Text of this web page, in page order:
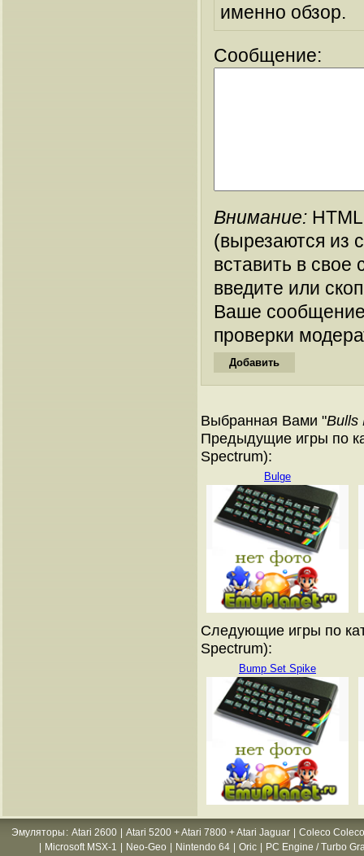
именно обзор.
Сообщение:
Внимание:
(вырезаются из
вставить в
введите или
Ваше
проверки
Выбранная Вами "Bulls
Предыдущие игры по
Spectrum):
Bulge
Следующие игры по
Spectrum):
Bump Set Spike
Эмуляторы : Atari 2600 Atari 5200 + Atari 7800 + Atari Jaguar
Coleco
Microsoft MSX-1 Neo-Geo Nintendo 64 Oric PC Engine / Turbo